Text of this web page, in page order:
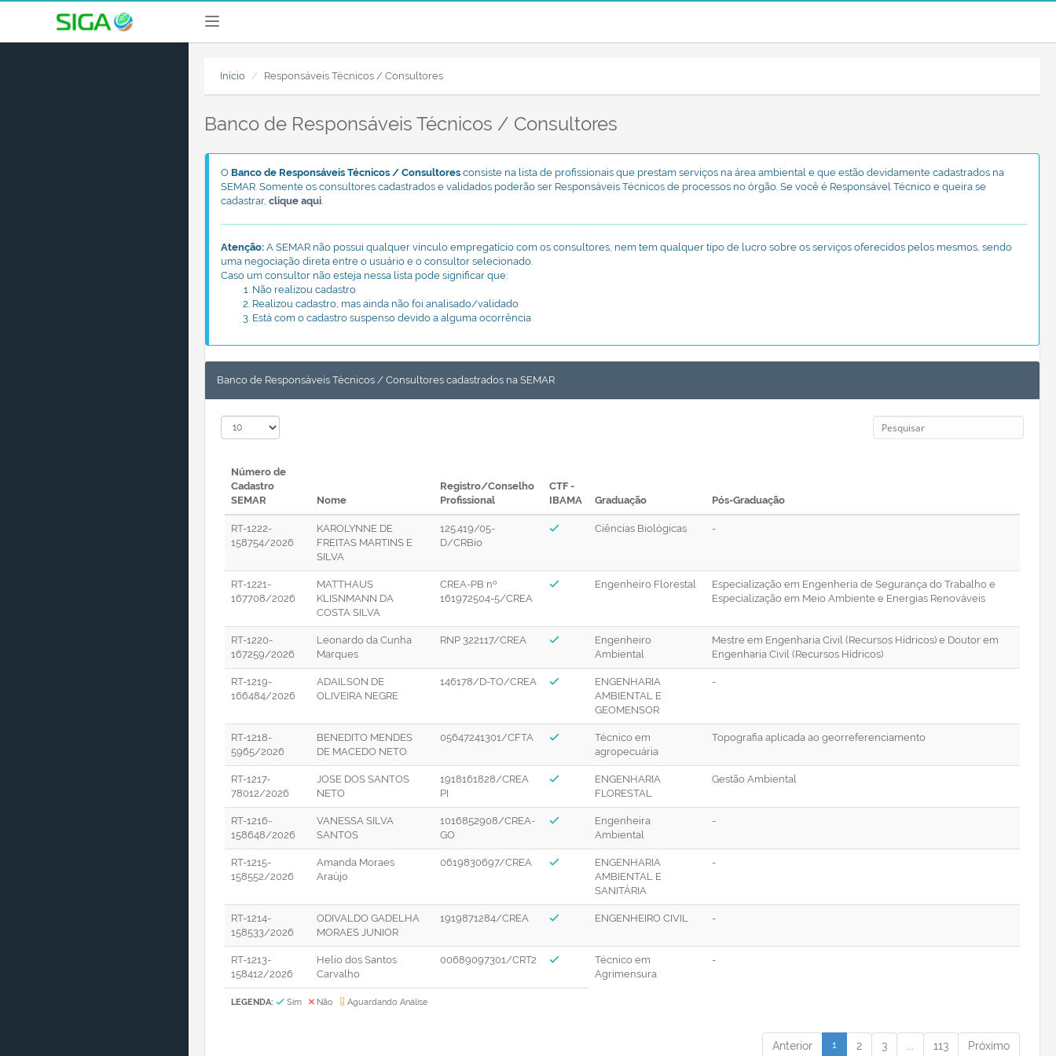
Início Responsáveis Técnicos / Consultores
Banco de Responsáveis Técnicos / Consultores
O Banco de Responsáveis Técnicos / Consultores consiste na lista de profissionais que prestam serviços na área ambiental e que estão devidamente cadastrados na
SEMAR. Somente os consultores cadastrados e validados poderão ser Responsáveis Técnicos de processos no órgão. Se você é Responsável Técnico e queira se
cadastrar, clique aqui.
Atenção: A SEMAR não possui qualquer vínculo empregatício com os consultores, nem tem qualquer tipo de lucro sobre os serviços oferecidos pelos mesmos, sendo
uma negociação direta entre o usuário e o consultor selecionado.
Caso um consultor não esteja nessa lista pode significar que:
Não realizou cadastro
Realizou cadastro, mas ainda não foi analisado/validado
Está com o cadastro suspenso devido a alguma ocorrência
Banco de Responsáveis Técnicos / Consultores cadastrados na SEMAR
Número de
Cadastro
SEMAR
Nome
Registro/Conselho
Profissional
CTF -
IBAMA
Graduação Pós-Graduação
RT-1222-
158754/2026
KAROLYNNE DE
FREITAS MARTINS E
SILVA
125.419/05-
D/CRBio
Ciências Biológicas -
RT-1221-
167708/2026
MATTHAUS
KLISNMANN DA
COSTA SILVA
CREA-PB nº
161972504-5/CREA
Engenheiro Florestal
Especialização em Engenheria de Segurança do Trabalho e
Especialização em Meio Ambiente e Energias Renováveis
RT-1220-
167259/2026
Leonardo da Cunha
Marques
RNP 322117/CREA
Engenheiro
Ambiental
Mestre em Engenharia Civil (Recursos Hídricos) e Doutor em
Engenharia Civil (Recursos Hídricos)
RT-1219-
166484/2026
ADAILSON DE
OLIVEIRA NEGRE
146178/D-TO/CREA
ENGENHARIA
AMBIENTAL E
GEOMENSOR
-
RT-1218-
5965/2026
BENEDITO MENDES
DE MACEDO NETO
05647241301/CFTA
Técnico em
agropecuária
Topografia aplicada ao georreferenciamento
RT-1217-
78012/2026
JOSE DOS SANTOS
NETO
1918161828/CREA
PI
ENGENHARIA
FLORESTAL
Gestão Ambiental
RT-1216-
158648/2026
VANESSA SILVA
SANTOS
1016852908/CREA-
GO
Engenheira
Ambiental
-
RT-1215-
158552/2026
Amanda Moraes
Araújo
0619830697/CREA
ENGENHARIA
AMBIENTAL E
SANITÁRIA
-
RT-1214-
158533/2026
ODIVALDO GADELHA
MORAES JUNIOR
1919871284/CREA ENGENHEIRO CIVIL -
RT-1213-
158412/2026
Helio dos Santos
Carvalho
00689097301/CRT2
Técnico em
Agrimensura
-
LEGENDA: Sim Não Aguardando Análise
Anterior 1 2 3 113 Próximo